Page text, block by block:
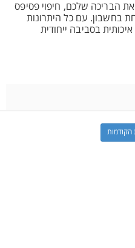
הבריכה שלכם, חיפוי פסיפס
בחשבון. עם כל היתרונות
בסביבה ייחודית
הקודמות